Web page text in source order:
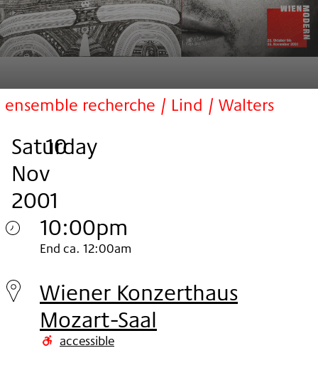
ensemble recherche / Lind / Walters
Saturday
, 10
.
Nov
2001
.
10:00pm
Saturday
10.
Nov
2001
End ca. 12:00am
Wiener Konzerthaus
Mozart-Saal
accessible